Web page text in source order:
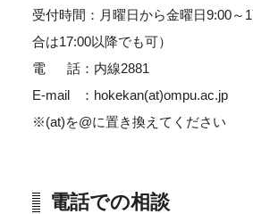
受付時間：月曜日から金曜日9:00～
合は17:00以降でも可）
電 話：内線2881
E-mail ：hokekan(at)ompu.ac.jp
※(at)を@に置き換えてください
電話での相談